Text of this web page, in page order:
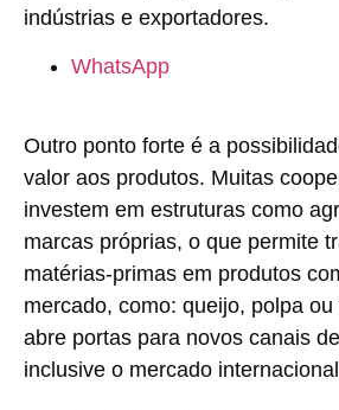
indústrias e exportadores.
WhatsApp
Outro ponto forte é a
valor aos produtos. Muitas
investem em estruturas como
marcas próprias, o que permite
matérias-primas em produtos
mercado, como: queijo, polpa
abre portas para novos canais
inclusive o mercado